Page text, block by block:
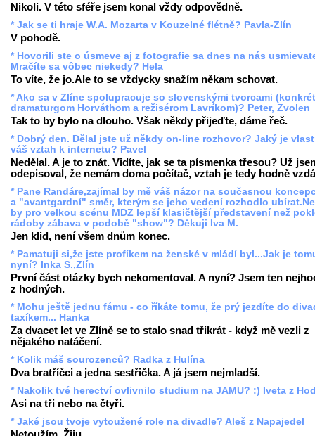
Nikoli. V této sféře jsem konal vždy odpovědně.
* Jak se ti hraje W.A. Mozarta v Kouzelné flétně? Pavla-Zlín
V pohodě.
* Hovorili ste o úsmeve aj z fotografie sa dnes na nás
Mračíte sa vôbec niekedy? Hela
To víte, že jo.Ale to se vždycky snažím někam schovat.
* Ako sa v Zlíne spolupracuje so slovenskými tvorcami
dramaturgom Horváthom a režisérom Lavríkom)? Peter, Zvolen
Tak to by bylo na dlouho. Však někdy přijeďte, dáme řeč.
* Dobrý den. Dělal jste už někdy on-line rozhovor? Jaký je
váš vztah k internetu? Pavel
Nedělal. A je to znát. Vidíte, jak se ta písmenka třesou? Už
odepisoval, že nemám doma počítač, vztah je tedy hodně
* Pane Randáre,zajímal by mě váš názor na současnou
a "avantgardní" směr, kterým se jeho vedení rozhodlo
by pro velkou scénu MDZ lepší klasičtější představení než
rádoby zábava v podobě "show"? Děkuji Iva M.
Jen klid, není všem dnům konec.
* Pamatuji si,že jste profíkem na ženské v mládí byl...Jak je
nyní? Inka S.,Zlín
První část otázky bych nekomentoval. A nyní? Jsem ten
z hodných.
* Mohu ještě jednu fámu - co říkáte tomu, že prý jezdíte do
taxíkem... Hanka
Za dvacet let ve Zlíně se to stalo snad třikrát - když mě vezli z
nějakého natáčení.
* Kolik máš sourozenců? Radka z Hulína
Dva bratříčci a jedna sestřička. A já jsem nejmladší.
* Nakolik tvé herectví ovlivnilo studium na JAMU? :) Iveta z
Asi na tři nebo na čtyři.
* Jaké jsou tvoje vytoužené role na divadle? Aleš z Napajedel